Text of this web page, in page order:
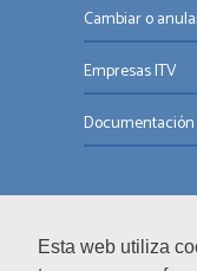
Esta web utiliza
Cambiar o
Empresas ITV
Documentación